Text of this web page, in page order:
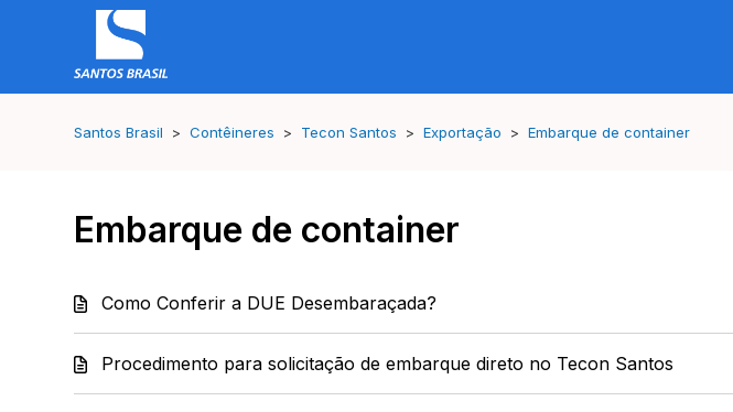
Santos Brasil Contêineres Tecon Santos Exportação Embarque de container
Embarque de container
Como Conferir a DUE Desembaraçada?
Procedimento para solicitação de embarque direto no Tecon Santos